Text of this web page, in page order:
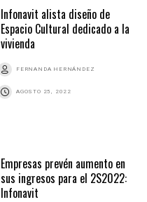
Infonavit alista diseño de
Espacio Cultural dedicado a la
vivienda
FERNANDA HERNÁNDEZ
AGOSTO 25, 2022
Empresas prevén aumento en
sus ingresos para el 2S2022:
Infonavit